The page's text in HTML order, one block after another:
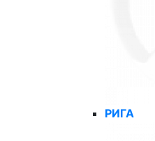
РИГА